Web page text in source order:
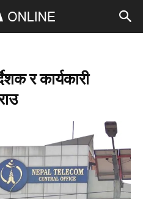
र कार्यकारी